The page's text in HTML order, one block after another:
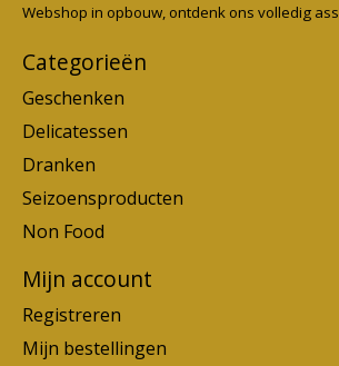
Webshop in opbouw, ontdenk ons volledig
Categorieën
Geschenken
Delicatessen
Dranken
Seizoensproducten
Non Food
Mijn account
Registreren
Mijn bestellingen